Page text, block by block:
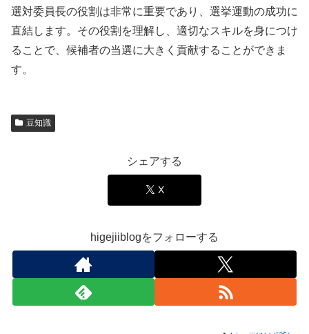
選対委員長の役割は非常に重要であり、選挙運動の成功に
直結します。その役割を理解し、適切なスキルを身につけ
ることで、候補者の当選に大きく貢献することができま
す。
豆知識
シェアする
X
higejiiblogをフォローする